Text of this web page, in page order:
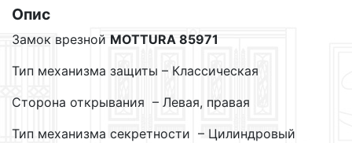
Опис
Замок врезной MOTTURA 85971
Тип механизма защиты – Классическая
Сторона открывания – Левая, правая
Тип механизма секретности – Цилиндровый